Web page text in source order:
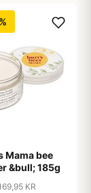
Mama bee
&bull; 185g
KR